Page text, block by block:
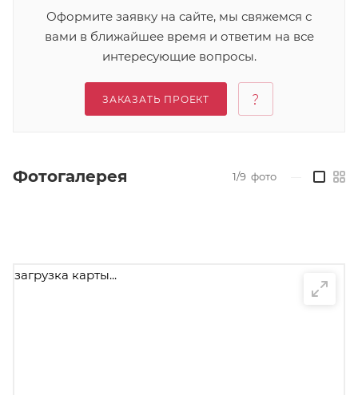
Оформите заявку на сайте, мы свяжемся с
вами в ближайшее время и ответим на все
интересующие вопросы.
ЗАКАЗАТЬ ПРОЕКТ
Фотогалерея 1/9 фото
загрузка карты...